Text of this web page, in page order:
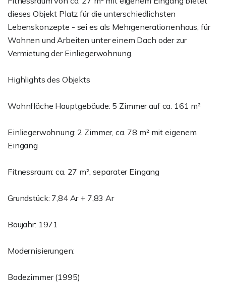
dieses Objekt Platz für die unterschiedlichsten
Lebenskonzepte - sei es als Mehrgenerationenhaus, für
Wohnen und Arbeiten unter einem Dach oder zur
Vermietung der Einliegerwohnung.
Highlights des Objekts
Wohnfläche Hauptgebäude: 5 Zimmer auf ca. 161 m²
Einliegerwohnung: 2 Zimmer, ca. 78 m² mit eigenem
Eingang
Fitnessraum: ca. 27 m², separater Eingang
Grundstück: 7,84 Ar + 7,83 Ar
Baujahr: 1971
Modernisierungen:
Badezimmer (1995)